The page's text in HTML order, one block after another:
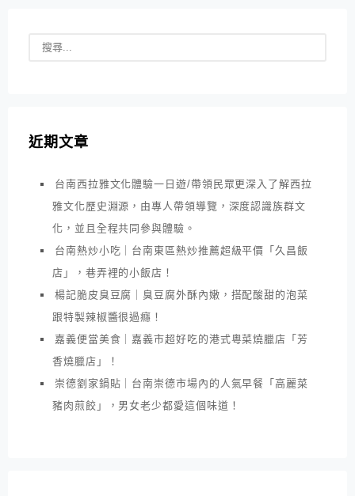
近期文章
台南西拉雅文化體驗一日遊/帶領民眾更深入了解西拉
雅文化歷史淵源，由專人帶領導覽，深度認識族群文
化，並且全程共同參與體驗。
台南熱炒小吃｜台南東區熱炒推薦超級平價「久昌飯
店」，巷弄裡的小飯店！
楊記脆皮臭豆腐｜臭豆腐外酥內嫩，搭配酸甜的泡菜
跟特製辣椒醬很過癮！
嘉義便當美食｜嘉義市超好吃的港式粵菜燒臘店「芳
香燒臘店」！
崇德劉家鍋貼｜台南崇德市場內的人氣早餐「高麗菜
豬肉煎餃」，男女老少都愛這個味道！